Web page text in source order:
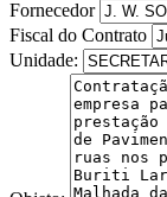
Fornecedor
Fiscal do Contrato
Unidade: